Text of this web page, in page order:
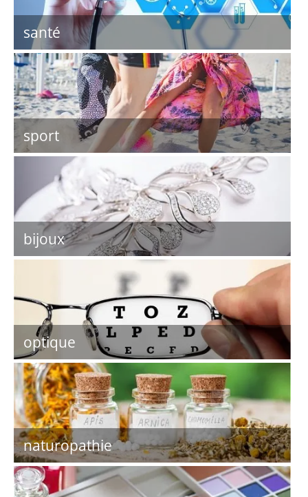
santé
sport
bijoux
optique
naturopathie